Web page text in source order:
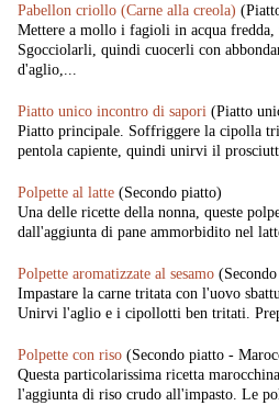
Pabellon criollo (Carne alla creola)
Mettere a mollo i fagioli in acqua fredda,
Sgocciolarli, quindi cuocerli con
d'aglio,...
Piatto unico incontro di sapori (Piatto
Piatto principale. Soffriggere la cipolla
pentola capiente, quindi unirvi il
Polpette al latte (Secondo piatto)
Una delle ricette della nonna, queste
dall'aggiunta di pane ammorbidito nel
Polpette aromatizzate al sesamo
Impastare la carne tritata con l'uovo
Unirvi l'aglio e i cipollotti ben tritati.
Polpette con riso (Secondo piatto -
Questa particolarissima ricetta
l'aggiunta di riso crudo all'impasto. Le